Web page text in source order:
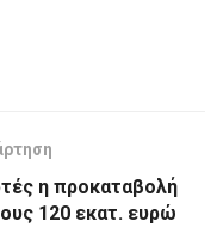
η προκαταβολή
120 εκατ. ευρώ